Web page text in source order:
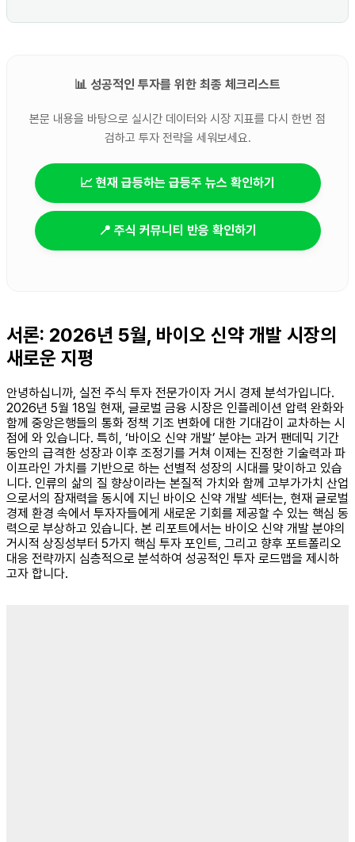
📊 성공적인 투자를 위한 최종 체크리스트
본문 내용을 바탕으로 실시간 데이터와 시장 지표를 다시 한번 점
검하고 투자 전략을 세워보세요.
📈 현재 급등하는 급등주 뉴스 확인하기
📍 주식 커뮤니티 반응 확인하기
서론: 2026년 5월, 바이오 신약 개발 시장의
새로운 지평
안녕하십니까, 실전 주식 투자 전문가이자 거시 경제 분석가입니다.
2026년 5월 18일 현재, 글로벌 금융 시장은 인플레이션 압력 완화와
함께 중앙은행들의 통화 정책 기조 변화에 대한 기대감이 교차하는 시
점에 와 있습니다. 특히, ‘바이오 신약 개발’ 분야는 과거 팬데믹 기간
동안의 급격한 성장과 이후 조정기를 거쳐 이제는 진정한 기술력과 파
이프라인 가치를 기반으로 하는 선별적 성장의 시대를 맞이하고 있습
니다. 인류의 삶의 질 향상이라는 본질적 가치와 함께 고부가가치 산업
으로서의 잠재력을 동시에 지닌 바이오 신약 개발 섹터는, 현재 글로벌
경제 환경 속에서 투자자들에게 새로운 기회를 제공할 수 있는 핵심 동
력으로 부상하고 있습니다. 본 리포트에서는 바이오 신약 개발 분야의
거시적 상징성부터 5가지 핵심 투자 포인트, 그리고 향후 포트폴리오
대응 전략까지 심층적으로 분석하여 성공적인 투자 로드맵을 제시하
고자 합니다.